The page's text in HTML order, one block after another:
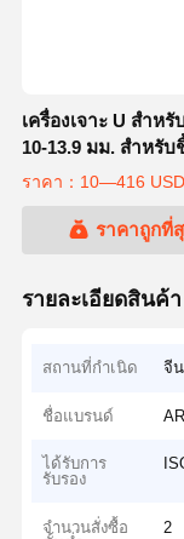
เครื่องเจาะ U สำห
10-13.9 มม. สำหรับ
ราคา：10—416 USD
ราคาถูกที่
รายละเอียดสินค้า
สถานที่กำเนิด จีน
ชื่อแบรนด์
ได้รับการ
รับรอง
จำนวนสั่งซื้อ
2